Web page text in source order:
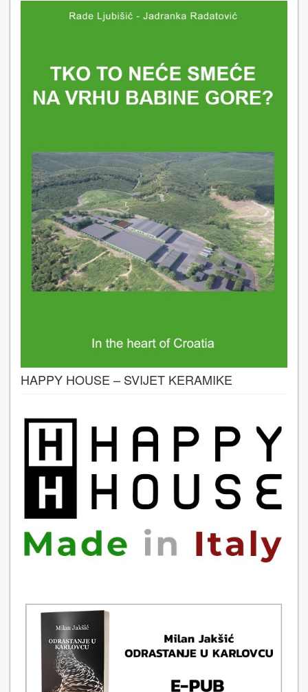
HAPPY HOUSE – SVIJET KERAMIKE